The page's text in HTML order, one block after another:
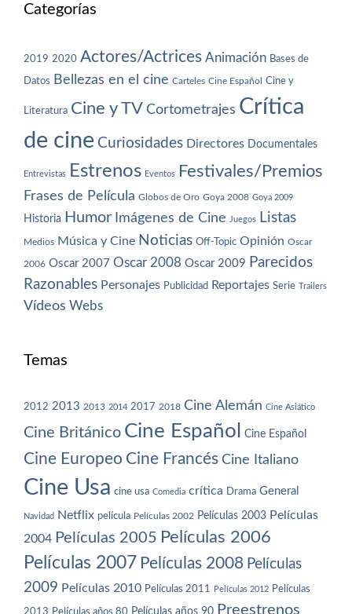
Categorías
2019 2020 Actores/Actrices Animación Bases de
Datos Bellezas en el cine Carteles Cine Español Cine y
Literatura Cine y TV Cortometrajes Crítica
de cine Curiosidades Directores Documentales
Entrevistas Estrenos Eventos Festivales/Premios
Frases de Película Globos de Oro Goya 2008 Goya 2009
Historia Humor Imágenes de Cine Juegos Listas
Medios Música y Cine Noticias Off-Topic Opinión Oscar
2006 Oscar 2007 Oscar 2008 Oscar 2009 Parecidos
Razonables Personajes Publicidad Reportajes Serie Trailers
Vídeos Webs
Temas
2012 2013 2013 2014 2017 2018 Cine Alemán Cine Asiático
Cine Británico Cine Español Cine Español
Cine Europeo Cine Francés Cine Italiano
Cine Usa cine usa Comedia crítica Drama General
Navidad Netflix película Películas 2002 Películas 2003 Películas
2004 Películas 2005 Películas 2006
Películas 2007 Películas 2008 Películas
2009 Películas 2010 Películas 2011 Películas 2012 Películas
2013 Películas años 80 Películas años 90 Preestrenos